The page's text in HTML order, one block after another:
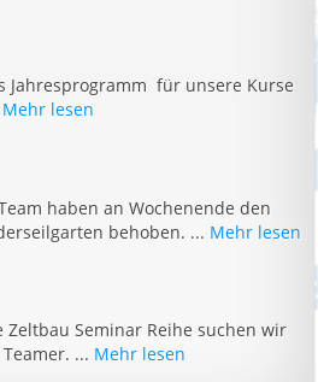
Jahresprogramm für unsere Kurse
Mehr lesen
haben an Wochenende den
behoben. ... Mehr lesen
Zeltbau Seminar Reihe suchen wir
... Mehr lesen